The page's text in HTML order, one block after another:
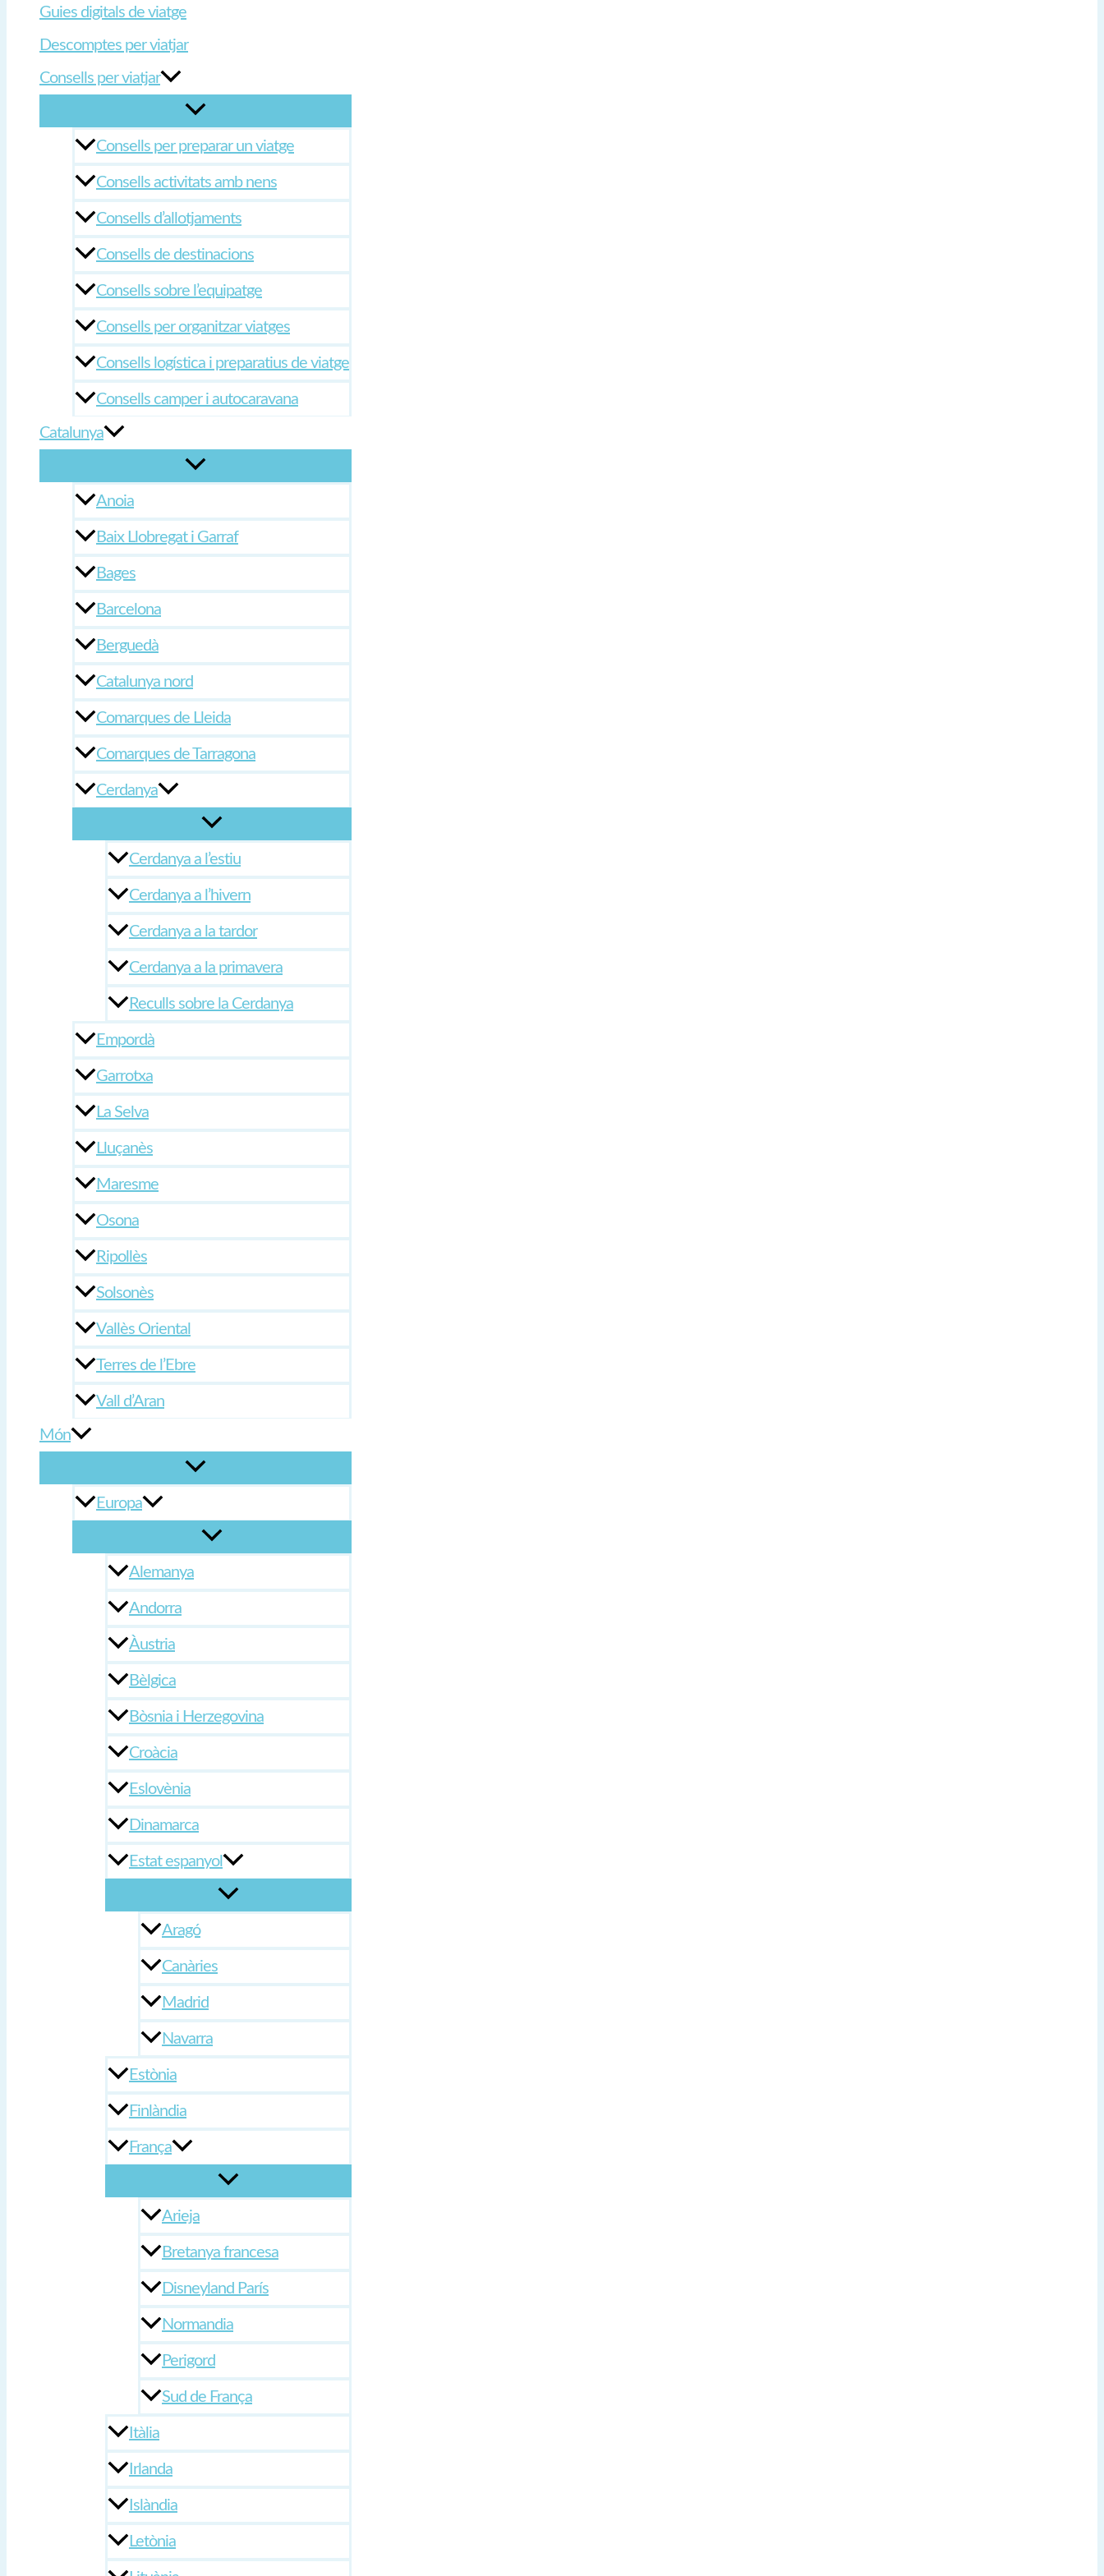
Guies digitals de viatge
Descomptes per viatjar
Consells per viatjar
Consells per preparar un viatge
Consells activitats amb nens
Consells d’allotjaments
Consells de destinacions
Consells sobre l’equipatge
Consells per organitzar viatges
Consells logística i preparatius de viatge
Consells camper i autocaravana
Catalunya
Anoia
Baix Llobregat i Garraf
Bages
Barcelona
Berguedà
Catalunya nord
Comarques de Lleida
Comarques de Tarragona
Cerdanya
Cerdanya a l’estiu
Cerdanya a l’hivern
Cerdanya a la tardor
Cerdanya a la primavera
Reculls sobre la Cerdanya
Empordà
Garrotxa
La Selva
Lluçanès
Maresme
Osona
Ripollès
Solsonès
Vallès Oriental
Terres de l’Ebre
Vall d’Aran
Món
Europa
Alemanya
Andorra
Àustria
Bèlgica
Bòsnia i Herzegovina
Croàcia
Eslovènia
Dinamarca
Estat espanyol
Aragó
Canàries
Madrid
Navarra
Estònia
Finlàndia
França
Arieja
Bretanya francesa
Disneyland París
Normandia
Perigord
Sud de França
Itàlia
Irlanda
Islàndia
Letònia